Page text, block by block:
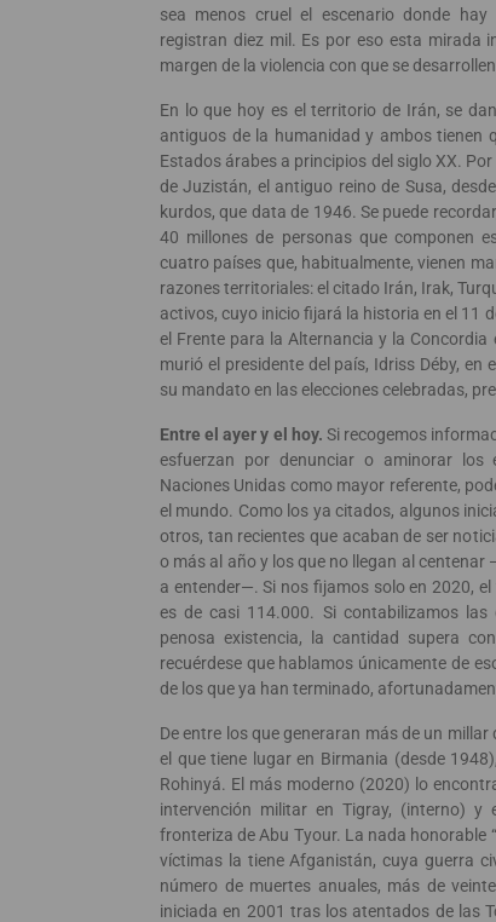
sea menos cruel el escenario donde
registran diez mil. Es por eso esta mirada
margen de la violencia con que se
En lo que hoy es el territorio de Irán, se
antiguos de la humanidad y ambos tienen
Estados árabes a principios del siglo XX.
de Juzistán, el antiguo reino de Susa,
kurdos, que data de 1946. Se puede
40 millones de personas que componen
cuatro países que, habitualmente, vienen
razones territoriales: el citado Irán, Irak,
activos, cuyo inicio fijará la historia en el 11
el Frente para la Alternancia y la
murió el presidente del país, Idriss Déby,
su mandato en las elecciones celebradas,
Entre el ayer y el hoy. Si recogemos
esfuerzan por denunciar o aminorar
Naciones Unidas como mayor referente,
el mundo. Como los ya citados, algunos
otros, tan recientes que acaban de ser
o más al año y los que no llegan al
a entender—. Si nos fijamos solo en 2020,
es de casi 114.000. Si contabilizamos
penosa existencia, la cantidad supera
recuérdese que hablamos únicamente de
de los que ya han terminado,
De entre los que generaran más de un
el que tiene lugar en Birmania (desde
Rohinyá. El más moderno (2020) lo
intervención militar en Tigray, (interno) y
fronteriza de Abu Tyour. La nada honorable
víctimas la tiene Afganistán, cuya guerra
número de muertes anuales, más de
iniciada en 2001 tras los atentados de las